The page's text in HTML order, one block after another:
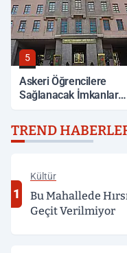
5
Askeri Öğrencilere
Sağlanacak İmkanlar
TREND
1
Kültür
Bu Mahallede
Geçit Verilmiyor